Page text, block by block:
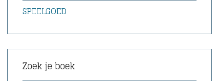
SPEELGOED
Zoek je boek